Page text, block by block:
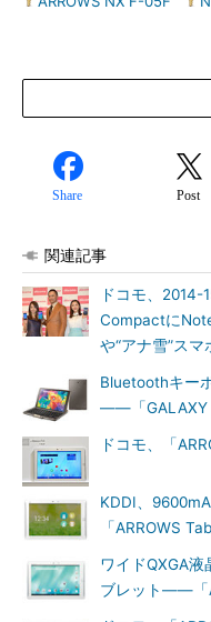
Share Post
関連記事
ドコモ、
Compactに
や“アナ雪”スマ
Bluetoothキー
――「GALAXY
ドコモ、「
KDDI、
「ARROWS
ワイドQXGA
ブレット――「